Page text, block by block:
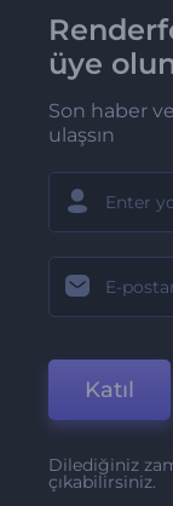
üye
Son haber
ulaşsın
Katıl
Dilediğiniz
çıkabilirsiniz.